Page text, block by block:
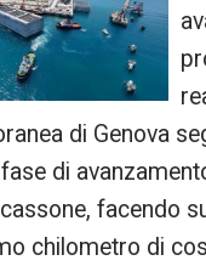
di Genova
di
facendo
chilometro di